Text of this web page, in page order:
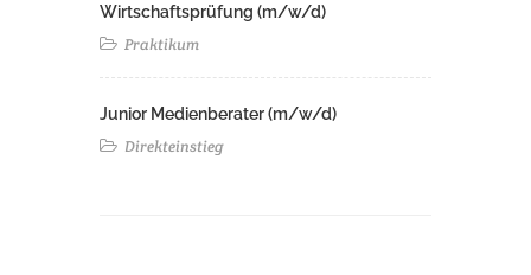
Wirtschaftsprüfung (m/w/d)
Praktikum
Junior Medienberater (m/w/d)
Direkteinstieg